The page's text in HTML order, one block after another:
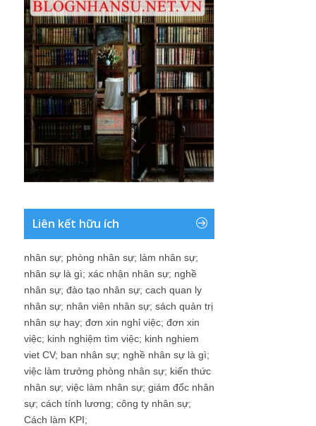
Liên kết hữu ích
nhân sự; phòng nhân sự; làm nhân sự;
nhân sự là gì; xác nhận nhân sự; nghề
nhân sự; đào tạo nhân sự; cach quan ly
nhân sự; nhân viên nhân sự; sách quản trị
nhân sự hay; đơn xin nghỉ việc; đơn xin
việc; kinh nghiệm tìm việc; kinh nghiem
viet CV; ban nhân sự; nghề nhân sự là gì;
việc làm trưởng phòng nhân sự; kiến thức
nhân sự; việc làm nhân sự; giám đốc nhân
sự; cách tính lương; công ty nhân sự;
Cách làm KPI;